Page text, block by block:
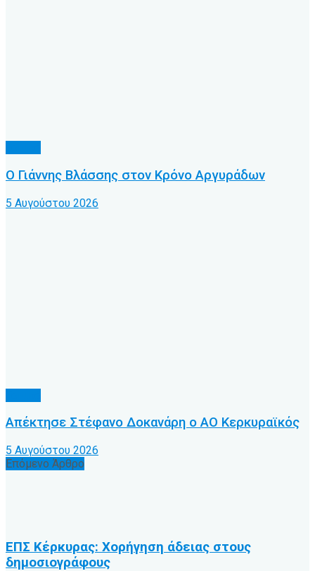
Ο Γιάννης Βλάσσης στον Κρόνο Αργυράδων
5 Αυγούστου 2026
Απέκτησε Στέφανο Δοκανάρη ο ΑΟ Κερκυραϊκός
5 Αυγούστου 2026
Επόμενο Άρθρο
ΕΠΣ Κέρκυρας: Χορήγηση άδειας στους
δημοσιογράφους